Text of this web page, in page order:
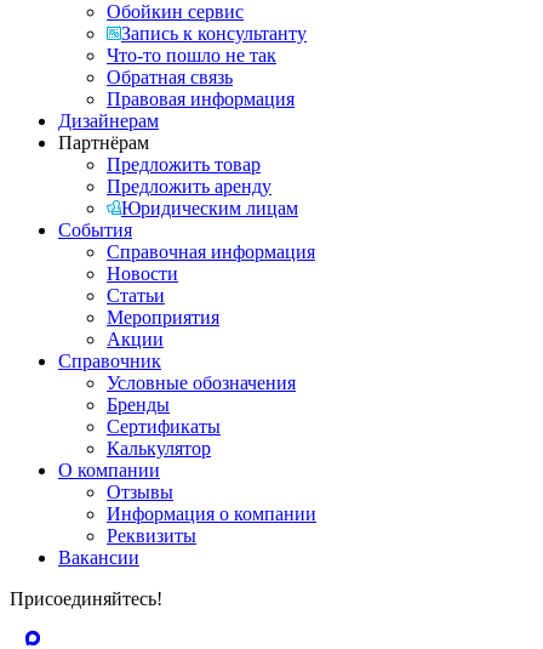
Обойкин сервис
Запись к консультанту
Что-то пошло не так
Обратная связь
Правовая информация
Дизайнерам
Партнёрам
Предложить товар
Предложить аренду
Юридическим лицам
События
Справочная информация
Новости
Статьи
Мероприятия
Акции
Справочник
Условные обозначения
Бренды
Сертификаты
Калькулятор
О компании
Отзывы
Информация о компании
Реквизиты
Вакансии
Присоединяйтесь!